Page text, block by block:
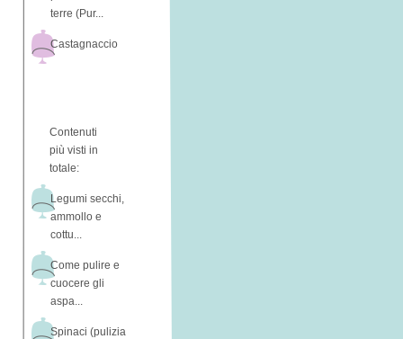
terre (Pur...
Castagnaccio
Contenuti
più visti in
totale:
Legumi secchi,
ammollo e
cottu...
Come pulire e
cuocere gli
aspa...
Spinaci (pulizia